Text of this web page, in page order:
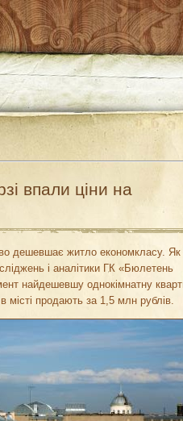
впали ціни на
дешевшає житло економкласу. Як
і аналітики ГК «Бюлетень
найдешевшу однокімнатну
місті продають за 1,5 млн рублів.